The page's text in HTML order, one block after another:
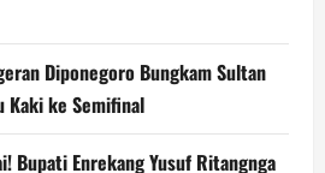
Diponegoro Bungkam Sultan
Kaki ke Semifinal
Bupati Enrekang Yusuf Ritangnga